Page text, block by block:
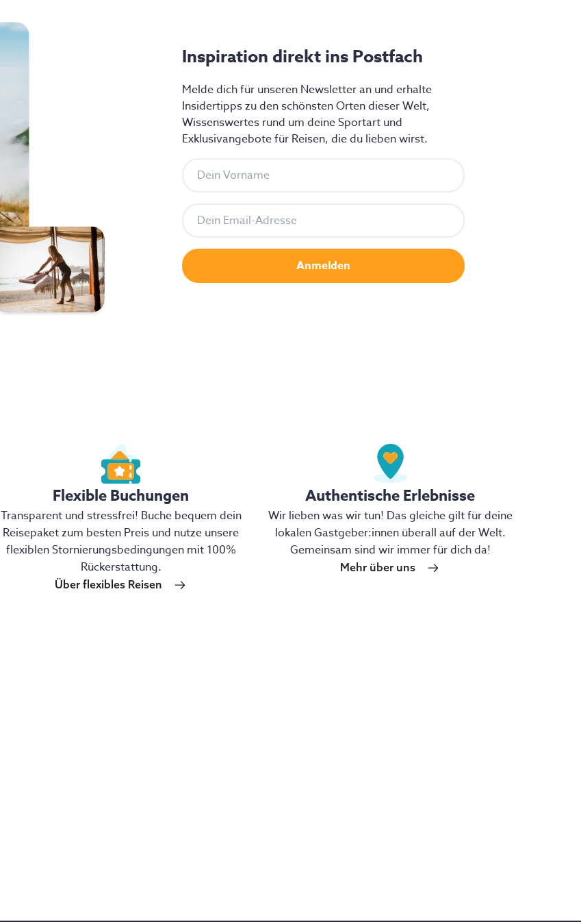
Inspiration direkt ins Postfach
Melde dich für unseren Newsletter an und erhalte
Insidertipps zu den schönsten Orten dieser Welt,
Wissenswertes rund um deine Sportart und
Exklusivangebote für Reisen, die du lieben wirst.
Flexible Buchungen
Transparent und stressfrei! Buche bequem dein
Reisepaket zum besten Preis und nutze unsere
flexiblen Stornierungsbedingungen mit 100%
Rückerstattung.
Über flexibles Reisen
Authentische Erlebnisse
Wir lieben was wir tun! Das gleiche gilt für deine
lokalen Gastgeber:innen überall auf der Welt.
Gemeinsam sind wir immer für dich da!
Mehr über uns